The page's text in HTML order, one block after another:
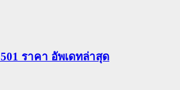
ราคา อัพเดทล่าสุด